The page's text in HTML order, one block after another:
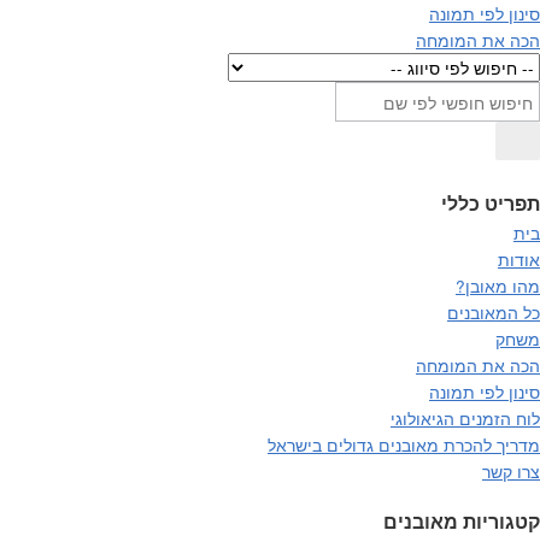
סינון לפי תמונה
הכה את המומחה
תפריט כללי
בית
אודות
מהו מאובן?
כל המאובנים
משחק
הכה את המומחה
סינון לפי תמונה
לוח הזמנים הגיאולוגי
מדריך להכרת מאובנים גדולים בישראל
צרו קשר
קטגוריות מאובנים